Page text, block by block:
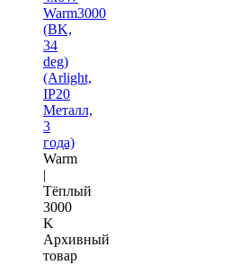
Warm3000
(BK,
34
deg)
(Arlight,
IP20
Металл,
3
года)
Warm
|
Тёплый
3000
K
Архивный
товар